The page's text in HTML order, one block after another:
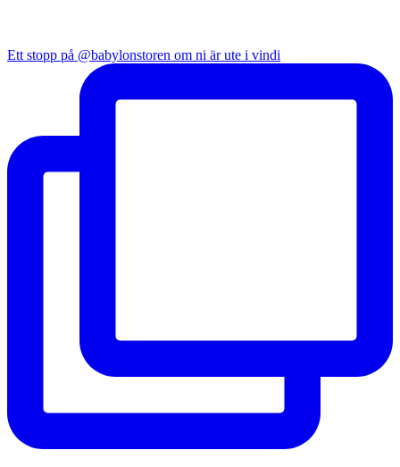
Ett stopp på @babylonstoren om ni är ute i vindi